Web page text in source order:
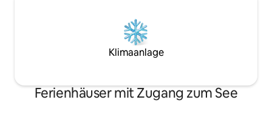
Klimaanlage
Ferienhäuser mit Zugang zum See